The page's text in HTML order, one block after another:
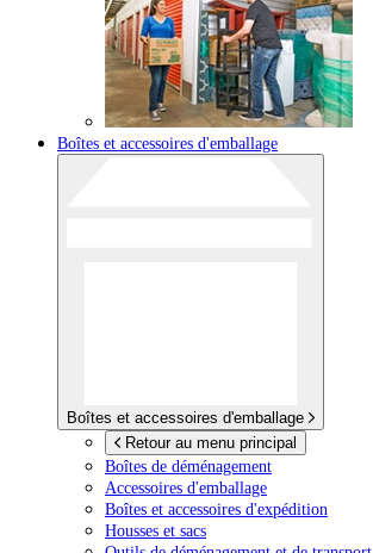
Boîtes et accessoires d'emballage
Boîtes et accessoires d'emballage
Retour au menu principal
Boîtes de déménagement
Accessoires d'emballage
Boîtes et accessoires d'expédition
Housses et sacs